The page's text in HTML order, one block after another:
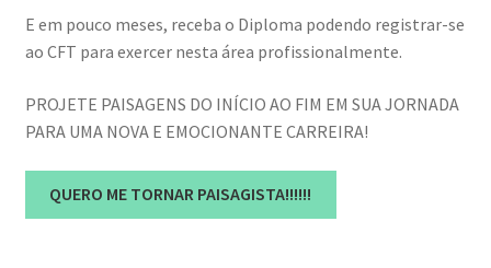
E em pouco meses, receba o Diploma podendo registrar-se
ao CFT para exercer nesta área profissionalmente.
PROJETE PAISAGENS DO INÍCIO AO FIM EM SUA JORNADA
PARA UMA NOVA E EMOCIONANTE CARREIRA!
QUERO ME TORNAR PAISAGISTA!!!!!!